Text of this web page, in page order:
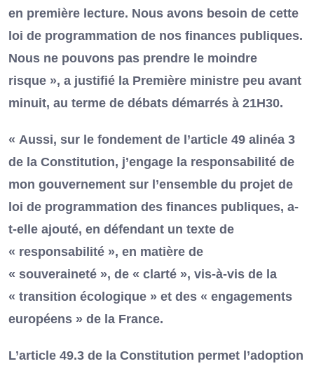
en première lecture. Nous avons besoin de cette
loi de programmation de nos finances publiques.
Nous ne pouvons pas prendre le moindre
risque », a justifié la Première ministre peu avant
minuit, au terme de débats démarrés à 21H30.
« Aussi, sur le fondement de l’article 49 alinéa 3
de la Constitution, j’engage la responsabilité de
mon gouvernement sur l’ensemble du projet de
loi de programmation des finances publiques, a-
t-elle ajouté, en défendant un texte de
« responsabilité », en matière de
« souveraineté », de « clarté », vis-à-vis de la
« transition écologique » et des « engagements
européens » de la France.
L’article 49.3 de la Constitution permet l’adoption